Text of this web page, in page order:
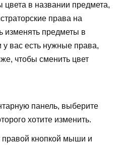
цвета в названии предмета,
права на
изменять предметы в
вас есть нужные права,
чтобы сменить цвет
панель, выберите
хотите изменить.
кнопкой мыши и